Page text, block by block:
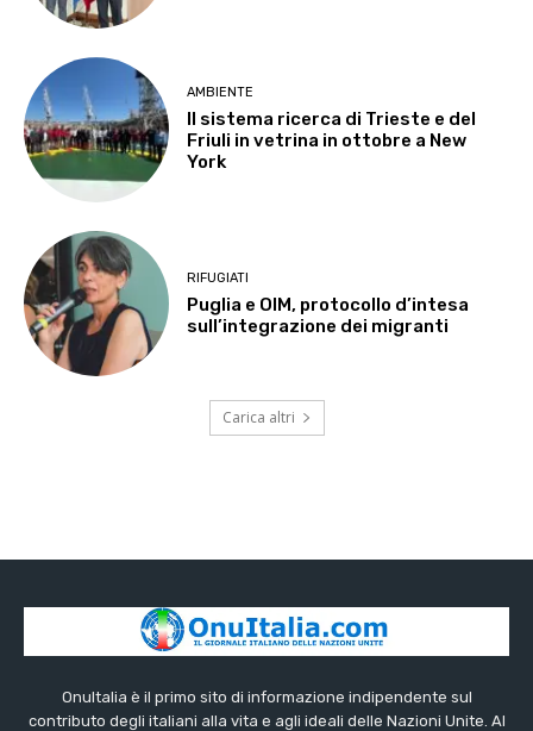
AMBIENTE
Il sistema ricerca di Trieste e del
Friuli in vetrina in ottobre a New
York
RIFUGIATI
Puglia e OIM, protocollo d’intesa
sull’integrazione dei migranti
Carica altri
OnuItalia è il primo sito di informazione indipendente sul
contributo degli italiani alla vita e agli ideali delle Nazioni Unite. Al